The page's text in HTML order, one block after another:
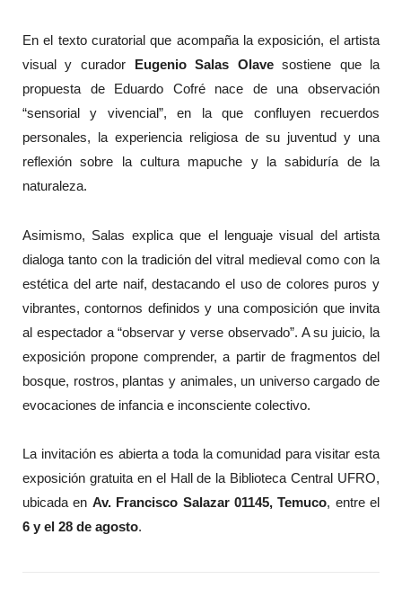
En el texto curatorial que acompaña la exposición, el artista
visual y curador Eugenio Salas Olavesostiene que la
propuesta de Eduardo Cofré nace de una observación
“sensorial y vivencial”, en la que confluyen recuerdos
personales, la experiencia religiosa de su juventud y una
reflexión sobre la cultura mapuche y la sabiduría de la
naturaleza.
Asimismo, Salas explica que el lenguaje visual del artista
dialoga tanto con la tradición del vitral medieval como con la
estética del arte naif, destacando el uso de colores puros y
vibrantes, contornos definidos y una composición que invita
al espectador a “observar y verse observado”. A su juicio, la
exposición propone comprender, a partir de fragmentos del
bosque, rostros, plantas y animales, un universo cargado de
evocaciones de infancia e inconsciente colectivo.
La invitación es abierta a toda la comunidad para visitar esta
exposición gratuita en el Hall de la Biblioteca Central UFRO,
ubicada en Av. Francisco Salazar 01145, Temuco, entre el
6 y el 28 de agosto.